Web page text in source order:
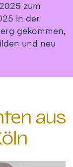
zum
in der
gekommen,
und neu
aus